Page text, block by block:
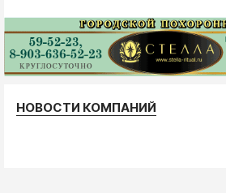
НОВОСТИ КОМПАНИЙ